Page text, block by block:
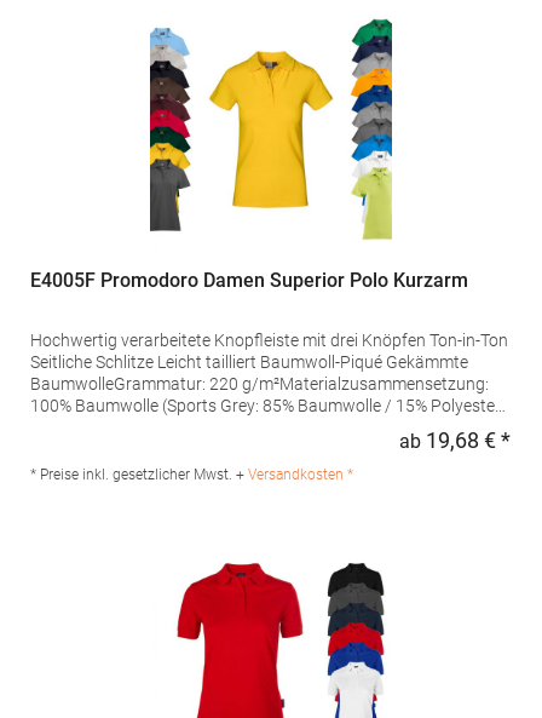
E4005F Promodoro Damen Superior Polo Kurzarm
Hochwertig verarbeitete Knopfleiste mit drei Knöpfen Ton-in-Ton
Seitliche Schlitze Leicht tailliert Baumwoll-Piqué Gekämmte
BaumwolleGrammatur: 220 g/m²Materialzusammensetzung:
100% Baumwolle (Sports Grey: 85% Baumwolle / 15% Polyester),
Produktsicherheit: Herst.-Nr.: 4005FHersteller: Promodoro
Fashion GmbH Am Gatherhof 57 40472 Düsseldorf Deutschland
ab 19,68 € *
* Preise inkl. gesetzlicher Mwst. + Versandkosten *